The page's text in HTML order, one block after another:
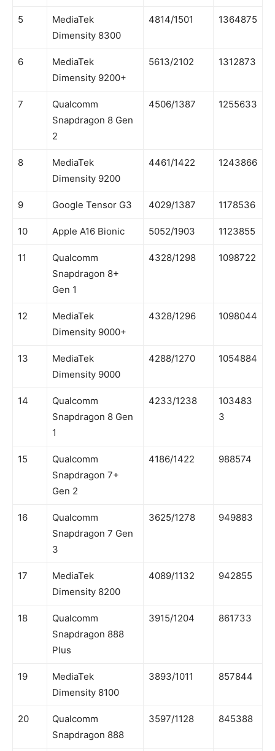
5
MediaTek
Dimensity 8300
4814/1501 1364875
6
MediaTek
Dimensity 9200+
5613/2102 1312873
7
Qualcomm
Snapdragon 8 Gen
2
4506/1387 1255633
8
MediaTek
Dimensity 9200
4461/1422 1243866
9 Google Tensor G3 4029/1387 1178536
10 Apple A16 Bionic 5052/1903 1123855
11
Qualcomm
Snapdragon 8+
Gen 1
4328/1298 1098722
12
MediaTek
Dimensity 9000+
4328/1296 1098044
13
MediaTek
Dimensity 9000
4288/1270 1054884
14
Qualcomm
Snapdragon 8 Gen
1
4233/1238
103483
3
15
Qualcomm
Snapdragon 7+
Gen 2
4186/1422 988574
16
Qualcomm
Snapdragon 7 Gen
3
3625/1278 949883
17
MediaTek
Dimensity 8200
4089/1132 942855
18
Qualcomm
Snapdragon 888
Plus
3915/1204 861733
19
MediaTek
Dimensity 8100
3893/1011 857844
20
Qualcomm
Snapdragon 888
3597/1128 845388